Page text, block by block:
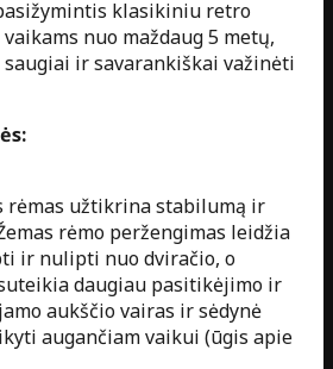
klasikiniu retro
nuo maždaug 5 metų,
ir savarankiškai važinėti
rėmas užtikrina stabilumą ir
rėmo peržengimas leidžia
ir nulipti nuo dviračio, o
daugiau pasitikėjimo ir
aukščio vairas ir sėdynė
augančiam vaikui (ūgis apie